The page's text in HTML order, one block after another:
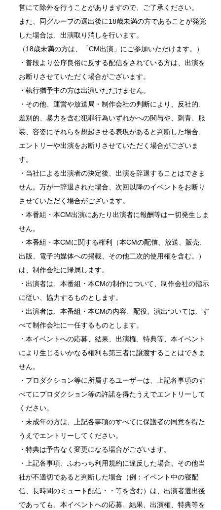
営にて除外を行うことがありますので、ご了承ください。
また、同グループの選出後に18歳未満の方であることが発覚
した場合は、出演取り消しを行います。
（18歳未満の方は、「CM出演」にご参加いただけます。）
・普段より公序良俗に反する配信をされている方は、出演を
お断りさせていただく場合がございます。
・執行猶予中の方は出演いただけません。
・その他、運営や放送局・制作会社の判断により、反社的、
差別的、暴力を含む犯罪行為いずれかへの関与や、刺青、服
装、容姿にそれらを想起させる表現があると判断した場合、
エントリーや出演をお断りさせていただく場合がございま
す。
・当社による出演者の決定後、出演を辞退することはできま
せん。万が一辞退された場合、次回以降のイベントをお断り
させていただく場合がございます。
・本番組・本CM出演にあたり出演者に報酬等は一切発生しま
せん。
・本番組・本CMに関する権利（本CMの配信、放送、販売、
出版、電子的媒体への掲載、その他二次的使用権を含む。）
は、制作会社に帰属します。
・出演者は、本番組・本CMの制作について、制作会社の指示
に従い、協力するものとします。
・出演者は、本番組・本CMの内容、配役、演出ついては、す
べて制作会社に一任するものとします。
・本イベントへの応募、結果、出演権、特典等、本イベント
により生じるいかなる権利も第三者に譲渡することはできま
せん。
・プロダクション等に所属するユーザーは、上記各事項のす
べてにプロダクション等の許諾を得たうえでエントリーして
ください。
・未成年の方は、上記各事項のすべてに保護者の同意を得た
うえでエントリーしてください。
・特典は予告なく変更になる場合がございます。
・上記各事項、ふわっち利用規約に違反した場合、その他当
社が不適切であると判断した場合（例：イベント中の寝配
信、長時間のミュート配信・・等を含む）は、出演者選出後
であっても、本イベントへの応募、結果、出演権、特典等を